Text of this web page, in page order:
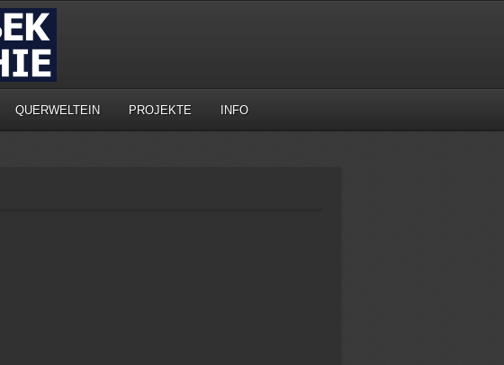
QUERWELTEIN PROJEKTE INFO